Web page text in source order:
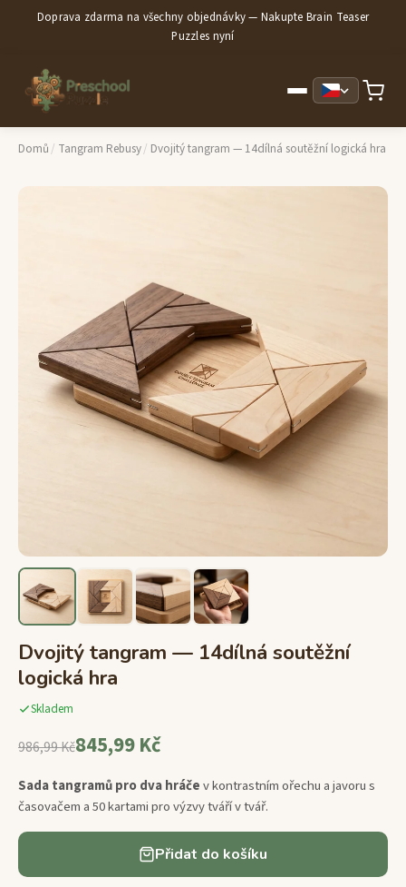
Doprava zdarma na všechny objednávky — Nakupte Brain Teaser
Puzzles nyní
Domů / Tangram Rebusy/ Dvojitý tangram — 14dílná soutěžní logická hra
Dvojitý tangram — 14dílná soutěžní
logická hra
Skladem
986,99 Kč845,99 Kč
Sada tangramů pro dva hráčev kontrastním ořechu a javoru s
časovačem a 50 kartami pro výzvy tváří v tvář.
Přidat do košíku